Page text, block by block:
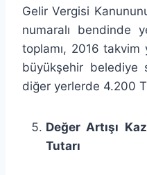
Gelir Vergisi
numaralı bendinde
toplamı, 2016 takvim
büyükşehir belediye
diğer yerlerde 4.200
Değer Artışı
Tutarı